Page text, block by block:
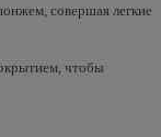
совершая легкие
чтобы